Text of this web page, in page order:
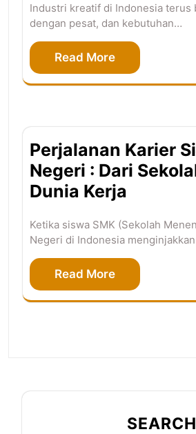
Industri kreatif di Indonesia terus
dengan pesat, dan kebutuhan…
Read More
Perjalanan Karier
Negeri : Dari
Dunia Kerja
Ketika siswa SMK (Sekolah
Negeri di Indonesia
Read More
SEARCH